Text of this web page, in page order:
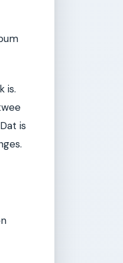
is.
is